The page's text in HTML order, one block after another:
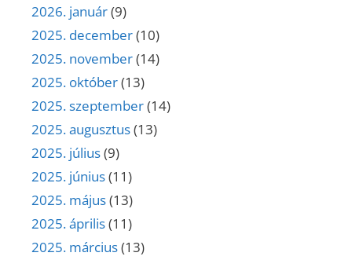
2026. január(9)
2025. december(10)
2025. november(14)
2025. október(13)
2025. szeptember(14)
2025. augusztus(13)
2025. július(9)
2025. június(11)
2025. május(13)
2025. április(11)
2025. március(13)